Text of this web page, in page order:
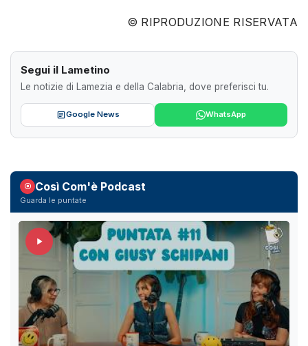
© RIPRODUZIONE RISERVATA
Segui il Lametino
Le notizie di Lamezia e della Calabria, dove preferisci tu.
Google News WhatsApp
Così Com'è Podcast
Guarda le puntate